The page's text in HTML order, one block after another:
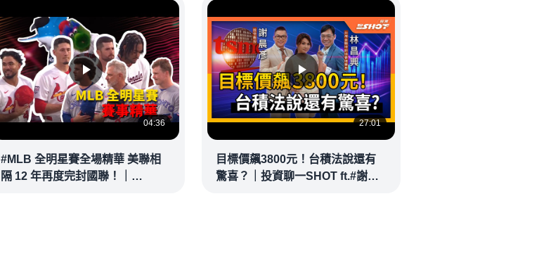
04:36
#MLB 全明星賽全場精華 美聯相
隔 12 年再度完封國聯！｜
27:01
目標價飆3800元！台積法說還有
驚喜？｜投資聊一SHOT ft.#謝晨